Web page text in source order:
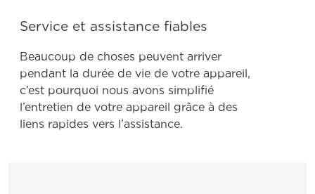
Product Troubleshooting
Service et assistance fiables
Beaucoup de choses peuvent arriver
pendant la durée de vie de votre appareil,
c’est pourquoi nous avons simplifié
l’entretien de votre appareil grâce à des
liens rapides vers l’assistance.